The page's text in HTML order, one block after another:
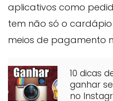
aplicativos como
tem não só o
meios de pagamento
10 dicas
ganhar
no